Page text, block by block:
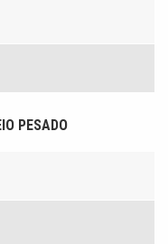
PESADO